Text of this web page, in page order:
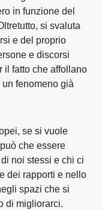
in funzione del
si svaluta
e del proprio
e discorsi
il fatto che affollano
fenomeno già
se si vuole
che essere
noi stessi e chi ci
dei rapporti e nello
spazi che si
di migliorarci.